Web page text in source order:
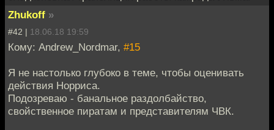
Zhukoff »
#42 | 18.06.18 19:59
Кому: Andrew_Nordmar, #15
Я не настолько глубоко в теме, чтобы оценивать
действия Норриса.
Подозреваю - банальное раздолбайство,
свойственное пиратам и представителям ЧВК.